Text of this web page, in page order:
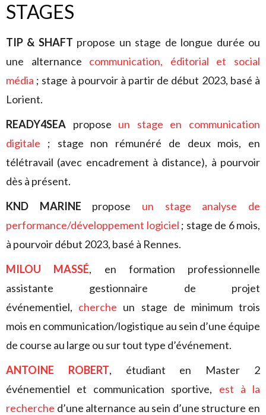
STAGES
TIP & SHAFT propose un stage de longue durée ou
une alternance communication, éditorial et social
média ; stage à pourvoir à partir de début 2023, basé à
Lorient.
READY4SEA propose un stage en communication
digitale ; stage non rémunéré de deux mois, en
télétravail (avec encadrement à distance), à pourvoir
dès à présent.
KND MARINE propose un stage analyse de
performance/développement logiciel ; stage de 6 mois,
à pourvoir début 2023, basé à Rennes.
MILOU MASSÉ, en formation professionnelle
assistante gestionnaire de projet
événementiel, cherche un stage de minimum trois
mois en communication/logistique au sein d’une équipe
de course au large ou sur tout type d’événement.
ANTOINE ROBERT, étudiant en Master 2
événementiel et communication sportive, est à la
recherche d’une alternance au sein d’une structure en